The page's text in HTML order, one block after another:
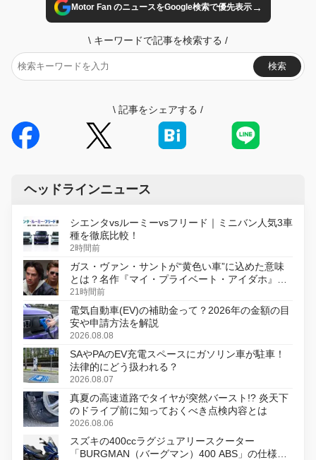
Motor Fan のニュースをGoogle検索で優先表示→
\ キーワードで記事を検索する /
検索
\ 記事をシェアする /
ヘッドラインニュース
シエンタvsルーミーvsフリード｜ミニバン人気3車
種を徹底比較！
2時間前
ガス・ヴァン・サントが“黄色い車”に込めた意味
とは？名作『マイ・プライベート・アイダホ』が
初のデジタルリマスター版で復活
21時間前
電気自動車(EV)の補助金って？2026年の金額の目
安や申請方法を解説
2026.08.08
SAやPAのEV充電スペースにガソリン車が駐車！
法律的にどう扱われる？
2026.08.07
真夏の高速道路でタイヤが突然バースト!? 炎天下
のドライブ前に知っておくべき点検内容とは
2026.08.06
スズキの400ccラグジュアリースクーター
「BURGMAN（バーグマン）400 ABS」の仕様を